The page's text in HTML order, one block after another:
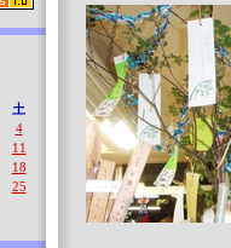
土
4
11
18
25